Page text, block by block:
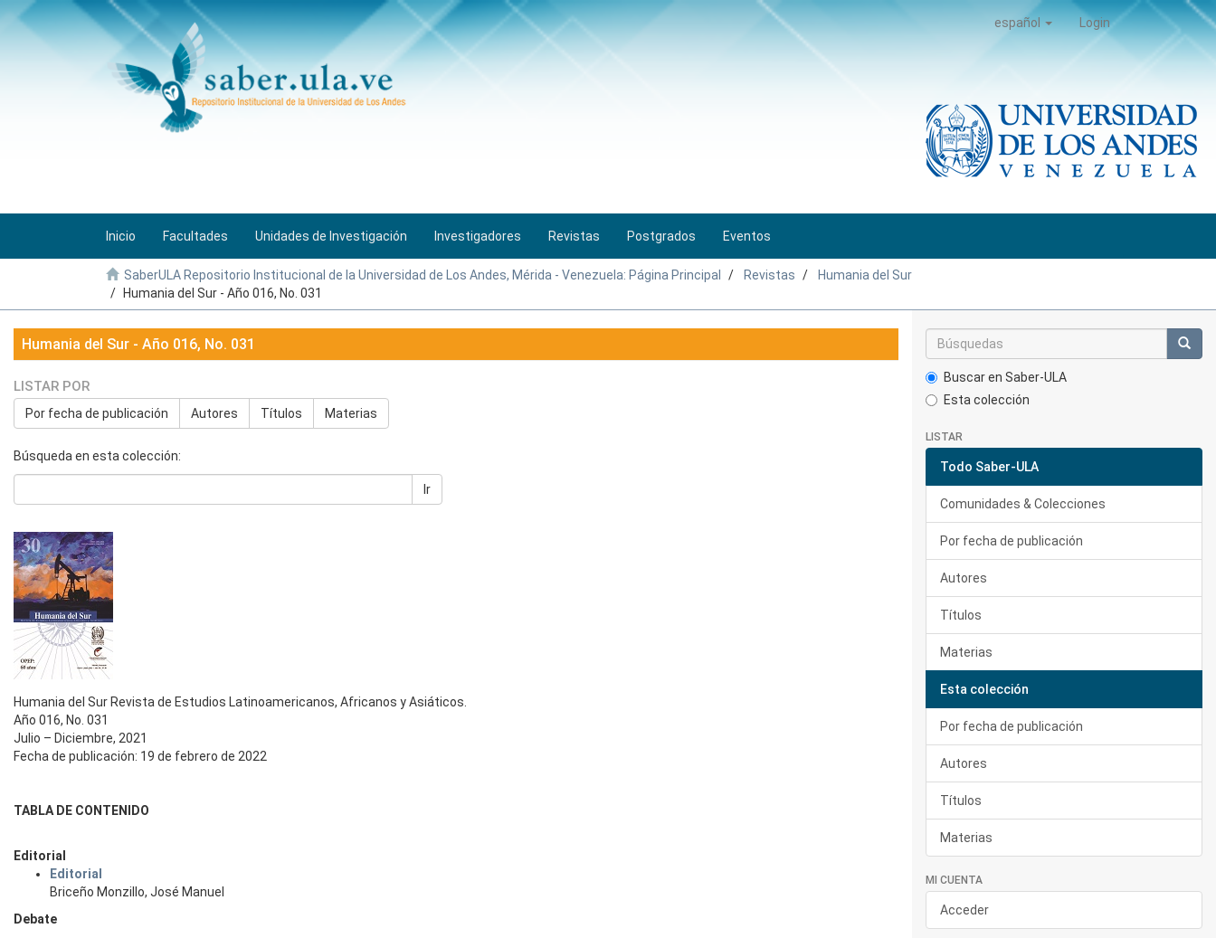
español Login
Inicio Facultades Unidades de Investigación Investigadores Revistas Postgrados Eventos
SaberULA Repositorio Institucional de la Universidad de Los Andes, Mérida - Venezuela: Página Principal Revistas
Humania del Sur
Humania del Sur - Año 016, No. 031
Humania del Sur - Año 016, No. 031
LISTAR POR
Por fecha de publicación Autores Títulos Materias
Búsqueda en esta colección:
Ir
Humania del Sur Revista de Estudios Latinoamericanos, Africanos y Asiáticos.
Año 016, No. 031
Julio – Diciembre, 2021
Fecha de publicación: 19 de febrero de 2022
TABLA DE CONTENIDO
Editorial
Editorial
Briceño Monzillo, José Manuel
Debate
Buscar en Saber-ULA
Esta colección
LISTAR
Todo Saber-ULA
Comunidades & Colecciones
Por fecha de publicación
Autores
Títulos
Materias
Esta colección
Por fecha de publicación
Autores
Títulos
Materias
MI CUENTA
Acceder